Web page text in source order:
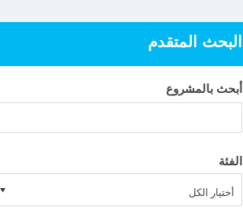
البحث المتقدم
أبحث بالمشروع
الفئة